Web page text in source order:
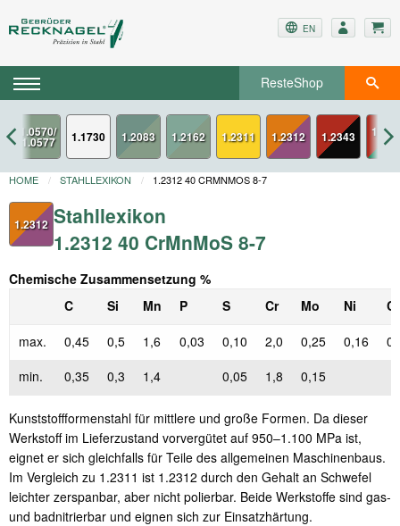
EN
ResteShop
1.1730 1.2311 1.2312 1.2343 ESU
HOME STAHLLEXIKON 1.2312 40 CRMNMOS 8-7
1.2312 Stahllexikon
1.2312 40 CrMnMoS 8-7
Chemische Zusammensetzung %
C
Si Mn P S Cr Mo Ni
max.
0,45 0,5 1,6 0,03 0,10 2,0 0,25 0,16
min.
0,35 0,3 1,4 0,05 1,8 0,15
Kunststoffformenstahl für mittlere und große Formen. Da dieser
Werkstoff im Lieferzustand vorvergütet auf 950–1.100 MPa ist,
eignet er sich gleichfalls für Teile des allgemeinen Maschinenbaus.
Im Vergleich zu 1.2311 ist 1.2312 durch den Gehalt an Schwefel
leichter zerspanbar, aber nicht polierbar. Beide Werkstoffe sind gas-
und badnitrierbar und eignen sich zur Einsatzhärtung.